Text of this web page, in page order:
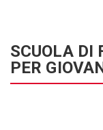
SCUOLA DI
PER